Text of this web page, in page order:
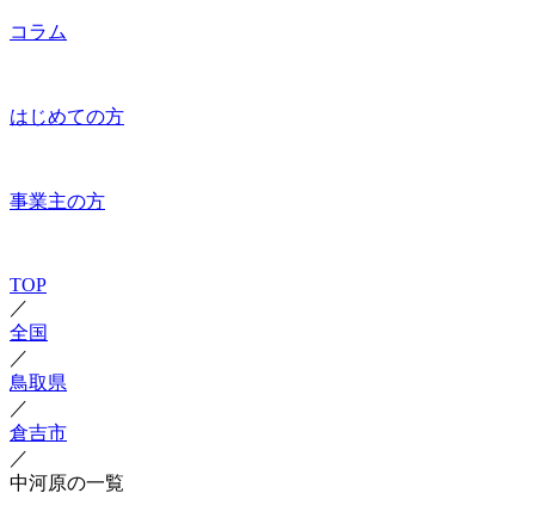
コラム
はじめての方
事業主の方
TOP
／
全国
／
鳥取県
／
倉吉市
／
中河原の一覧